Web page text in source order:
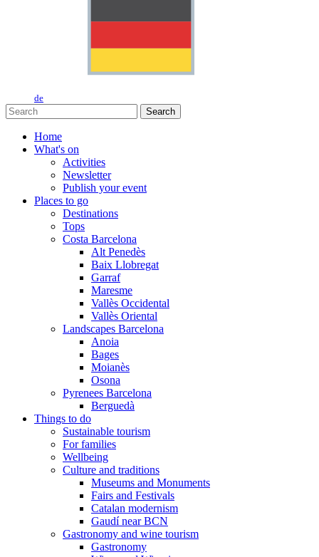
de
Search
Home
What's on
Activities
Newsletter
Publish your event
Places to go
Destinations
Tops
Costa Barcelona
Alt Penedès
Baix Llobregat
Garraf
Maresme
Vallès Occidental
Vallès Oriental
Landscapes Barcelona
Anoia
Bages
Moianès
Osona
Pyrenees Barcelona
Berguedà
Things to do
Sustainable tourism
For families
Wellbeing
Culture and traditions
Museums and Monuments
Fairs and Festivals
Catalan modernism
Gaudí near BCN
Gastronomy and wine tourism
Gastronomy